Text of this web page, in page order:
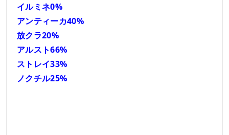
イルミネ0%
アンティーカ40%
放クラ20%
アルスト66%
ストレイ33%
ノクチル25%